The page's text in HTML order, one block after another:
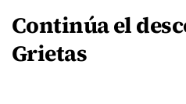
Continúa el
Grietas